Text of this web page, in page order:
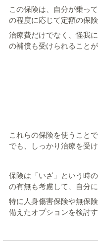
この保険は、自分が乗っ
の程度に応じて定額の保
治療費だけでなく、怪我
の補償も受けられることが
これらの保険を使うこと
でも、しっかり治療を受
保険は「いざ」という時
の有無も考慮して、自分
特に人身傷害保険や無保
備えたオプションを検討